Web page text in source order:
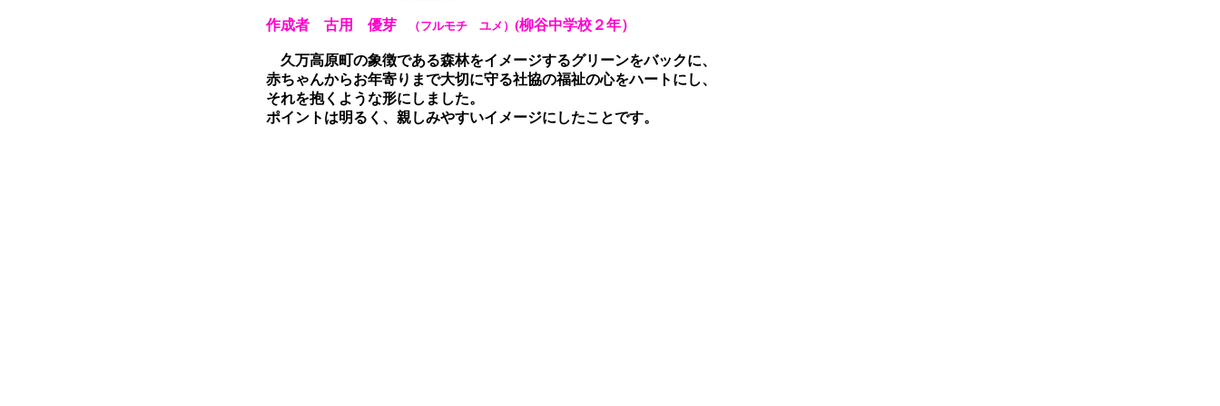
作成者 古用 優芽 （フルモチ ユメ） (柳谷中学校２年）
久万高原町の象徴である森林をイメージするグリーンをバックに、
赤ちゃんからお年寄りまで大切に守る社協の福祉の心をハートにし、
それを抱くような形にしました。
ポイントは明るく、親しみやすいイメージにしたことです。